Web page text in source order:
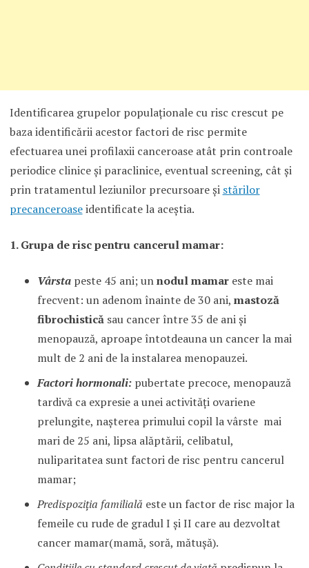
Identificarea grupelor populaţionale cu risc crescut pe
baza identificării acestor factori de risc permite
efectuarea unei profilaxii canceroase atât prin controale
periodice clinice şi paraclinice, eventual screening, cât şi
prin tratamentul leziunilor precursoare şi stărilor
precanceroaseidentificate la aceştia.
1. Grupa de risc pentru cancerul mamar:
Vârstapeste 45 ani; unnodul mamareste mai
frecvent: un adenom înainte de 30 ani, mastoză
fibrochisticăsau cancer între 35 de ani şi
menopauză, aproape întotdeauna un cancer la mai
mult de 2 ani de la instalarea menopauzei.
Factori hormonali: pubertate precoce, menopauză
tardivă ca expresie a unei activităţi ovariene
prelungite, naşterea primului copil la vârste mai
mari de 25 ani, lipsa alăptării, celibatul,
nuliparitatea sunt factori de risc pentru cancerul
mamar;
Predispoziţia familială este un factor de risc major la
femeile cu rude de gradul I şi II care au dezvoltat
cancer mamar(mamă, soră, mătuşă).